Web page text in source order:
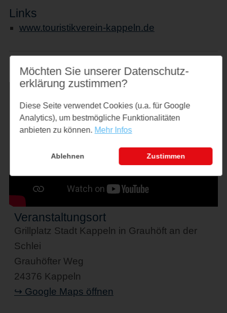
Links
www.touristikverein-kappeln.de
Veranstaltungsort
Grillplatz Stadt Kappeln in Grauhöft an der
Schlei
Grauhöfter Weg
24376 Kappeln
↪ Google Maps öffnen
Möchten Sie unserer Datenschutz­
erklärung zustimmen?
Diese Seite verwendet Cookies (u.a. für Google
Analytics), um bestmögliche Funktionalitäten
anbieten zu können. Mehr Infos
Ablehnen Zustimmen